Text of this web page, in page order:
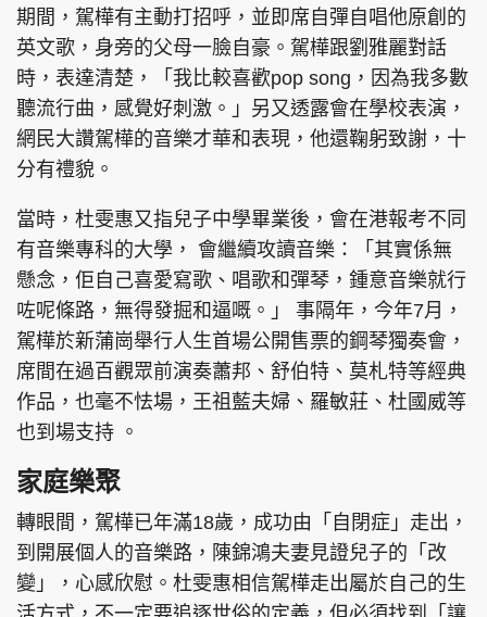
期間，駕樺有主動打招呼，並即席自彈自唱他原創的
英文歌，身旁的父母一臉自豪。駕樺跟劉雅麗對話
時，表達清楚，「我比較喜歡pop song，因為我多數
聽流行曲，感覺好刺激。」另又透露會在學校表演，
網民大讚駕樺的音樂才華和表現，他還鞠躬致謝，十
分有禮貌。
當時，杜雯惠又指兒子中學畢業後，會在港報考不同
有音樂專科的大學， 會繼續攻讀音樂：「其實係無
懸念，佢自己喜愛寫歌、唱歌和彈琴，鍾意音樂就行
咗呢條路，無得發掘和逼嘅。」 事隔年，今年7月，
駕樺於新蒲崗舉行人生首場公開售票的鋼琴獨奏會，
席間在過百觀眾前演奏蕭邦、舒伯特、莫札特等經典
作品，也毫不怯場，王祖藍夫婦、羅敏莊、杜國威等
也到場支持 。
家庭樂聚
轉眼間，駕樺已年滿18歲，成功由「自閉症」走出，
到開展個人的音樂路，陳錦鴻夫妻見證兒子的「改
變」，心感欣慰。杜雯惠相信駕樺走出屬於自己的生